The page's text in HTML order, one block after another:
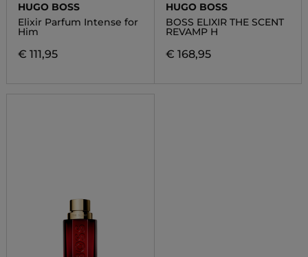
HUGO BOSS
Elixir Parfum Intense for
Him
€ 111,95
HUGO BOSS
BOSS ELIXIR THE SCENT
REVAMP H
€ 168,95